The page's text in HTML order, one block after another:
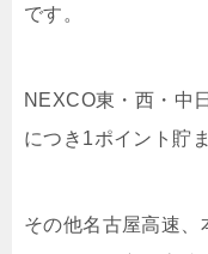
です。
NEXCO東・西・中
につき1ポイント貯
その他名古屋高速